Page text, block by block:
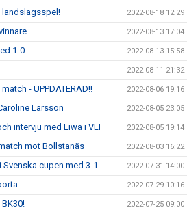
landslagsspel! 2022-08-18 12:29
2022-08-13 17:04
1-0 2022-08-13 15:58
2022-08-11 21:32
- UPPDATERAD!! 2022-08-06 19:16
Larsson 2022-08-05 23:05
intervju med Liwa i VLT 2022-08-05 19:14
mot Bollstanäs 2022-08-03 16:22
cupen med 3-1 2022-07-31 14:00
2022-07-29 10:16
2022-07-25 09:00